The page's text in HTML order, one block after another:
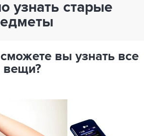
узнать старые
вы узнать все
вещи?